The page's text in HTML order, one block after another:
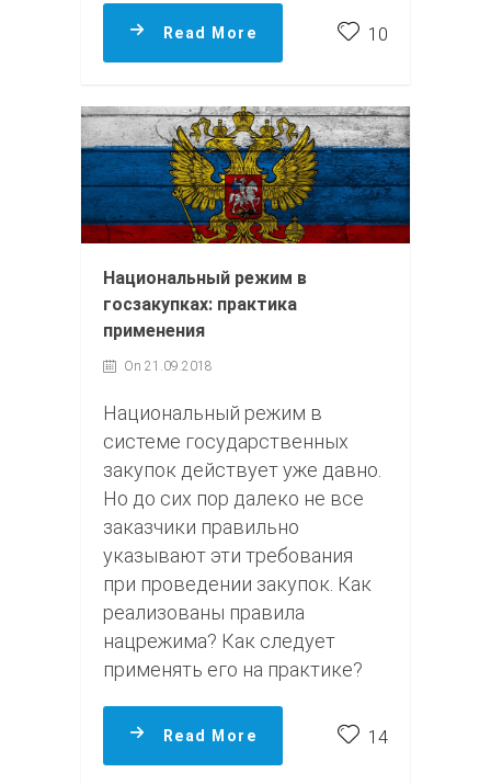
Read More 10
Национальный режим в
госзакупках: практика
применения
On 21.09.2018
Национальный режим в
системе государственных
закупок действует уже давно.
Но до сих пор далеко не все
заказчики правильно
указывают эти требования
при проведении закупок. Как
реализованы правила
нацрежима? Как следует
применять его на практике?
Read More 14